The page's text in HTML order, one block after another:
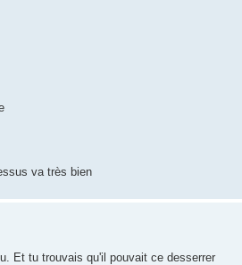
va très bien
Et tu trouvais qu'il pouvait ce desserrer